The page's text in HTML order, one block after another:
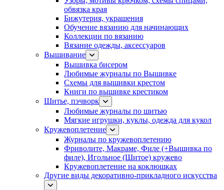
обвязка края
Бижутерия, украшения
Обучение вязанию для начинающих
Коллекции по вязанию
Вязание одежды, аксессуаров
Вышивание
Вышивка бисером
Любимые журналы по Вышивке
Схемы для вышивки крестом
Книги по вышивке крестиком
Шитье, пэчворк
Любимые журналы по шитью
Мягкие игрушки, куклы, одежда для кукол
Кружевоплетение
Журналы по кружевоплетению
Фриволите, Макраме, Филе (+Вышивка по
филе), Игольное (Шитое) кружево
Кружевоплетение на коклюшках
Другие виды декоративно-прикладного искусства